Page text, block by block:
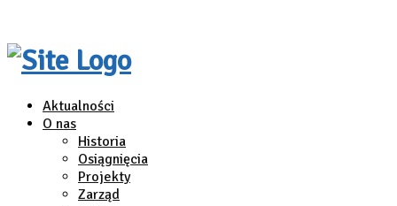
Aktualności
O nas
Historia
Osiągnięcia
Projekty
Zarząd